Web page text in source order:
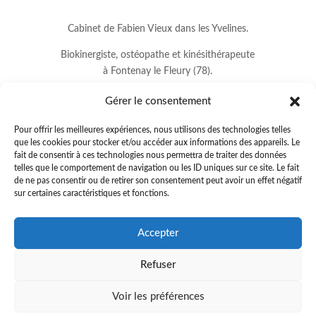
Gérer le consentement
Pour offrir les meilleures expériences, nous utilisons des technologies telles
que les cookies pour stocker et/ou accéder aux informations des appareils. Le
fait de consentir à ces technologies nous permettra de traiter des données
telles que le comportement de navigation ou les ID uniques sur ce site. Le fait
de ne pas consentir ou de retirer son consentement peut avoir un effet négatif
sur certaines caractéristiques et fonctions.
Accepter
Refuser
Voir les préférences
Cabinet de Fabien Vieux dans les Yvelines.
Biokinergiste, ostéopathe et kinésithérapeute
à Fontenay le Fleury (78).
78330 FONTENAY LE FLEURY
01.34.60.37.33